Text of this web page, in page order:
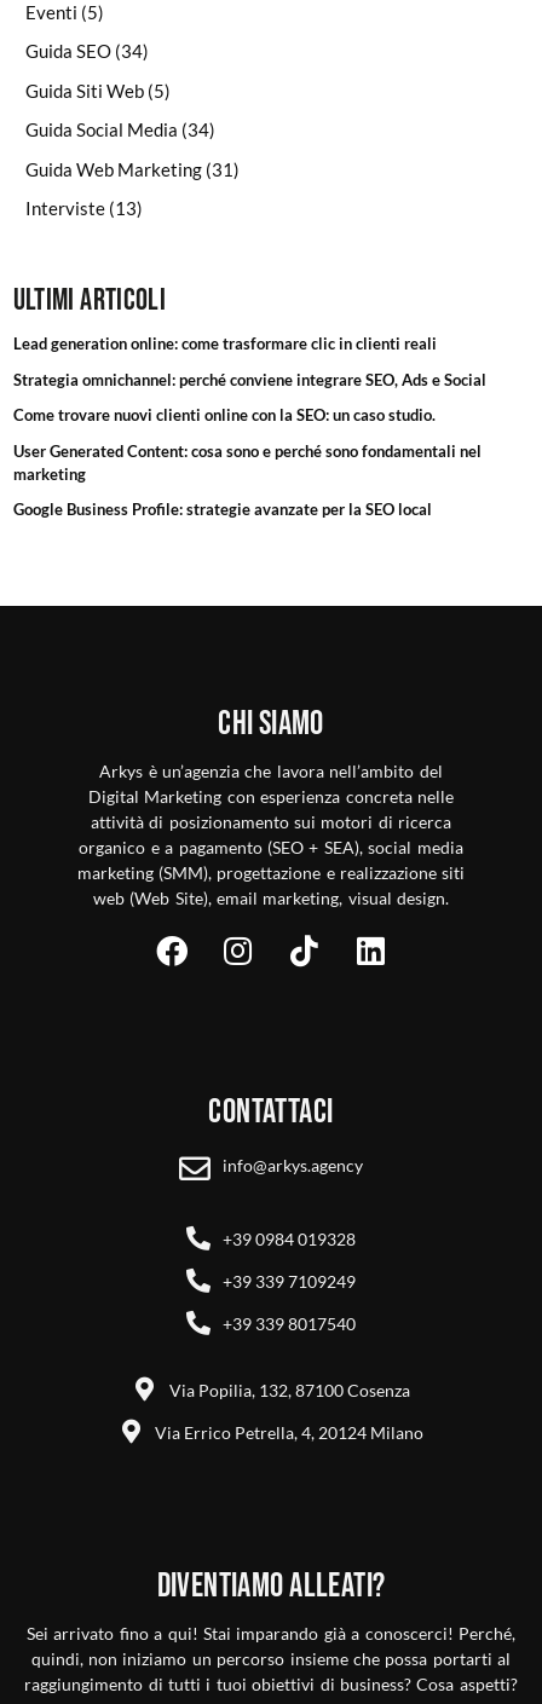
Eventi (5)
Guida SEO(34)
Guida Siti Web(5)
Guida Social Media (34)
Guida Web Marketing(31)
Interviste(13)
Ultimi articoli
Lead generation online: come trasformare clic in clienti reali
Strategia omnichannel: perché conviene integrare SEO, Ads e Social
Come trovare nuovi clienti online con la SEO: un caso studio.
User Generated Content: cosa sono e perché sono fondamentali nel
marketing
Google Business Profile: strategie avanzate per la SEO local
Chi siamo
Arkys è un’agenzia che lavora nell’ambito del
Digital Marketing con esperienza concreta nelle
attività di posizionamento sui motori di ricerca
organico e a pagamento (SEO + SEA), social media
marketing (SMM), progettazione e realizzazione siti
web (Web Site), email marketing, visual design.
Contattaci
info@arkys.agency
+39 0984 019328
+39 339 7109249
+39 339 8017540
Via Popilia, 132, 87100 Cosenza
Via Errico Petrella, 4, 20124 Milano
Diventiamo alleati?
Sei arrivato fino a qui! Stai imparando già a conoscerci! Perché,
quindi, non iniziamo un percorso insieme che possa portarti al
raggiungimento di tutti i tuoi obiettivi di business? Cosa aspetti?